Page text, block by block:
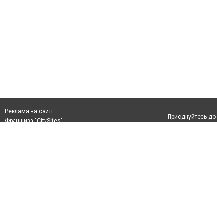
Реклама на сайті
Франшиза "CitySites"
Приєднуйтесь до